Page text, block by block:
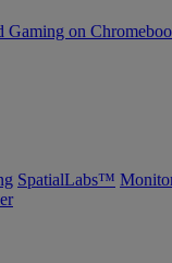
Gaming on
SpatialLabs™